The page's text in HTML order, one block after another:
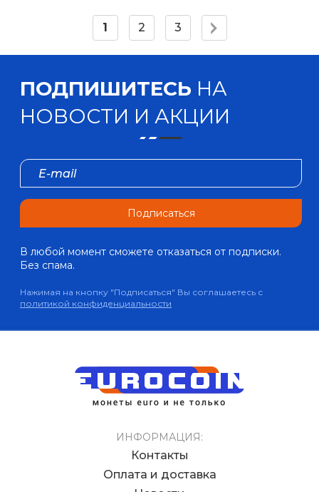
1 2 3
ПОДПИШИТЕСЬ НА
НОВОСТИ И АКЦИИ
Подписаться
В любой момент сможете отказаться от подписки.
Без спама.
Нажимая на кнопку "Подписаться" Вы соглашаетесь с
политикой конфиденциальности
ИНФОРМАЦИЯ:
Контакты
Оплата и доставка